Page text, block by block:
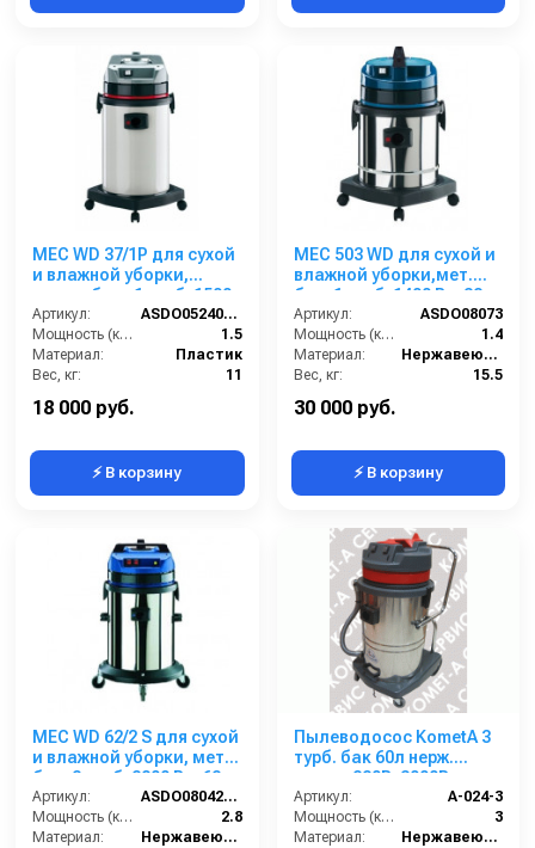
MEC WD 37/1P для сухой
и влажной уборки,
пласт. бак , 1 турб, 1500
Вт, 37 л.полн. компл.
Артикул:
ASDO05240/EUR 515/37 E/XP
Мощность (кВт):
1.5
Материал:
Пластик
Вес, кг:
11
Напряжение, В:
18 000 руб.
⚡ В корзину
MEC 503 WD для сухой и
влажной уборки,мет.
бак, 1 турб, 1400 Вт, 32 л.
полн. компл.
Артикул:
ASDO08073
Мощность (кВт):
1.4
Материал:
Нержавеющая сталь
Вес, кг:
15.5
Габаритные размеры, мм:
30 000 руб.
⚡ В корзину
MEC WD 62/2 S для сухой
и влажной уборки, мет.
бак, 2 турб, 2800 Вт, 62
л.полн. компл.
Артикул:
ASDO08042/MEC 429 XP
Мощность (кВт):
2.8
Материал:
Нержавеющая сталь
Пылеводосос KometA 3
турб. бак 60л нерж.
сталь; 220В; 3000Вт.
Артикул:
A-024-3
Мощность (кВт):
3
Материал:
Нержавеющая сталь